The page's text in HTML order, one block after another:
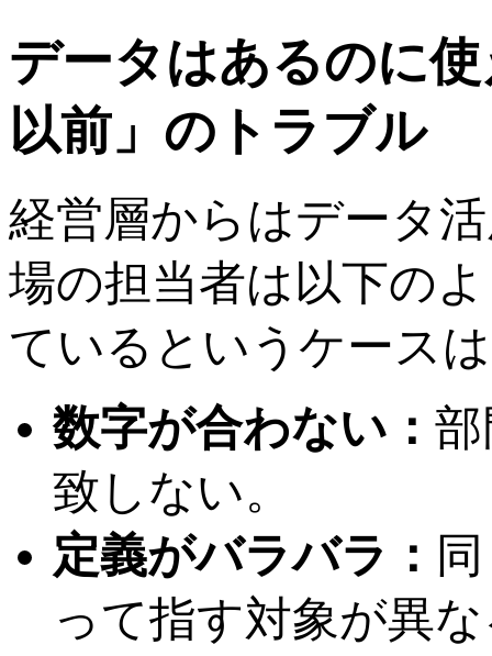
データはあるのに
以前」のトラブル
経営層からはデータ
場の担当者は以下の
ているというケース
数字が合わない：
致しない。
定義がバラバラ：
って指す対象が異